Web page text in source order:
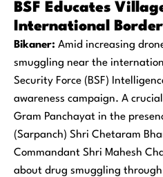
BSF Educates
International Border
Bikaner: Amid increasing
smuggling near the
Security Force (BSF)
awareness campaign. A
Gram Panchayat in the
(Sarpanch) Shri Chetaram
Commandant Shri Mahesh
about drug smuggling